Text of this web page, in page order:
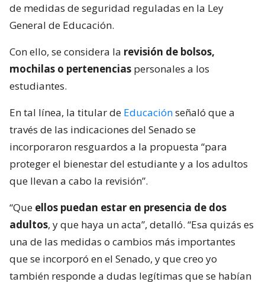
de medidas de seguridad reguladas en la Ley
General de Educación.
Con ello, se considera la revisión de bolsos,
mochilas o pertenencias personales a los
estudiantes.
En tal línea, la titular de Educaciónseñaló que a
través de las indicaciones del Senado se
incorporaron resguardos a la propuesta “para
proteger el bienestar del estudiante y a los adultos
que llevan a cabo la revisión”.
“Que ellos puedan estar en presencia de dos
adultos, y que haya un acta”, detalló. “Esa quizás es
una de las medidas o cambios más importantes
que se incorporó en el Senado, y que creo yo
también responde a dudas legítimas que se habían